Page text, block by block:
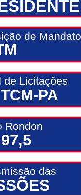
de Mandato
de Licitações
PA
Rondon
das